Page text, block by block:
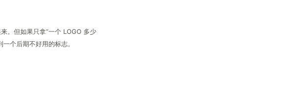
。但如果只拿“一个 LOGO 多少
个后期不好用的标志。